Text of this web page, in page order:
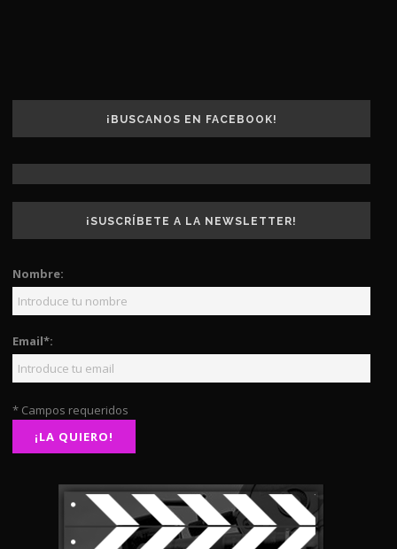
¡BUSCANOS EN FACEBOOK!
¡SUSCRÍBETE A LA NEWSLETTER!
Nombre:
Email*:
* Campos requeridos